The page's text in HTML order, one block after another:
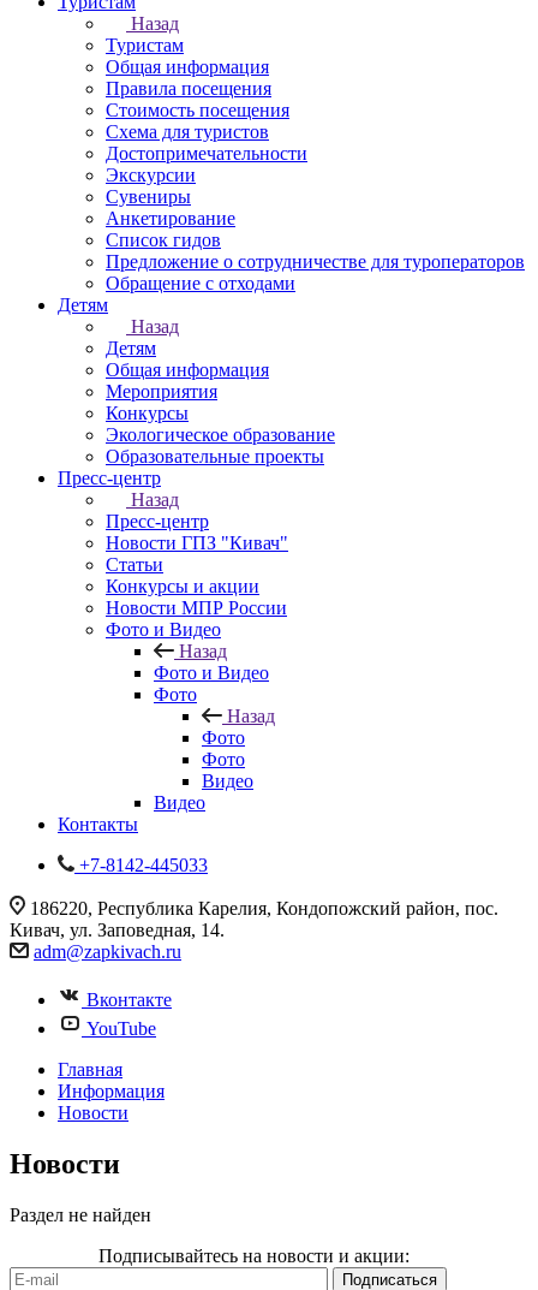
Назад
Туристам
Общая информация
Правила посещения
Стоимость посещения
Схема для туристов
Достопримечательности
Экскурсии
Сувениры
Анкетирование
Список гидов
Предложение о сотрудничестве для туроператоров
Обращение с отходами
Детям
Назад
Детям
Общая информация
Мероприятия
Конкурсы
Экологическое образование
Образовательные проекты
Пресс-центр
Назад
Пресс-центр
Новости ГПЗ "Кивач"
Статьи
Конкурсы и акции
Новости МПР России
Фото и Видео
Назад
Фото и Видео
Фото
Назад
Фото
Фото
Видео
Видео
Контакты
+7-8142-445033
186220, Республика Карелия, Кондопожский район, пос.
Кивач, ул. Заповедная, 14.
adm@zapkivach.ru
Вконтакте
YouTube
Главная
Информация
Новости
Новости
Раздел не найден
Подписывайтесь на новости и акции: